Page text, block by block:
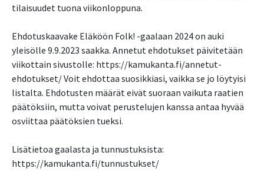
tilaisuudet tuona viikonloppuna.
Ehdotuskaavake Eläköön Folk! -gaalaan 2024 on auki
yleisölle 9.9.2023 saakka. Annetut ehdotukset päivitetään
viikottain sivustolle: https://kamukanta.fi/annetut-
ehdotukset/ Voit ehdottaa suosikkiasi, vaikka se jo löytyisi
listalta. Ehdotusten määrät eivät suoraan vaikuta raatien
päätöksiin, mutta voivat perustelujen kanssa antaa hyvää
osviittaa päätöksien tueksi.
Lisätietoa gaalasta ja tunnustuksista:
https://kamukanta.fi/tunnustukset/